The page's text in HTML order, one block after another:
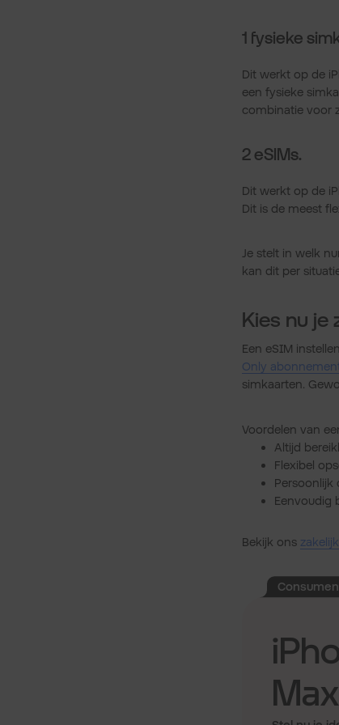
1 fysieke
Dit werkt op de
een fysieke
combinatie voor
2 eSIMs.
Dit werkt op de
Dit is de meest
Je stelt in welk
kan dit per
Kies nu je
Een eSIM
Only
simkaarten.
Voordelen van
Altijd
Flexibel
Persoonlijk
Eenvoudig
Bekijk ons
Max